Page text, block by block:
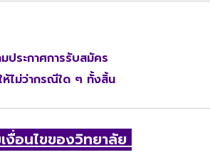
ระกาศการรับสมัคร
ห้ไม่ว่ากรณีใด ๆ ทั้งสิ้น
งื่อนไขของวิทยาลัย